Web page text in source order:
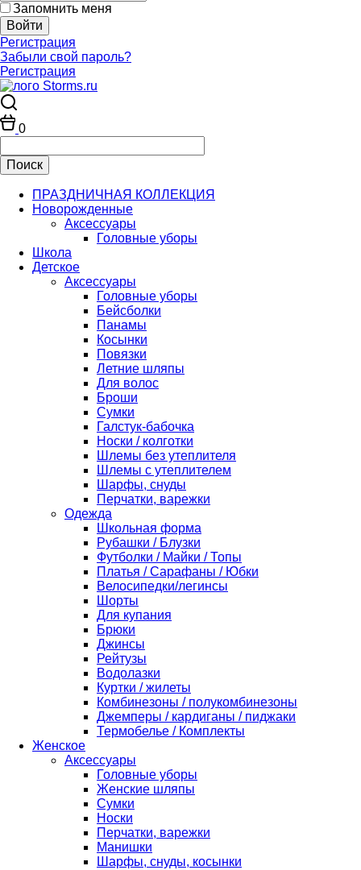
Запомнить меня
Регистрация
Забыли свой пароль?
Регистрация
0
ПРАЗДНИЧНАЯ КОЛЛЕКЦИЯ
Новорожденные
Аксессуары
Головные уборы
Школа
Детское
Аксессуары
Головные уборы
Бейсболки
Панамы
Косынки
Повязки
Летние шляпы
Для волос
Броши
Сумки
Галстук-бабочка
Носки / колготки
Шлемы без утеплителя
Шлемы с утеплителем
Шарфы, снуды
Перчатки, варежки
Одежда
Школьная форма
Рубашки / Блузки
Футболки / Майки / Топы
Платья / Сарафаны / Юбки
Велосипедки/легинсы
Шорты
Для купания
Брюки
Джинсы
Рейтузы
Водолазки
Куртки / жилеты
Комбинезоны / полукомбинезоны
Джемперы / кардиганы / пиджаки
Термобелье / Комплекты
Женское
Аксессуары
Головные уборы
Женские шляпы
Сумки
Носки
Перчатки, варежки
Манишки
Шарфы, снуды, косынки